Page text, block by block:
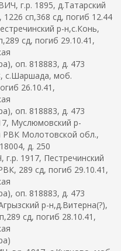
г.р. 1895, д.Татарский
сп,368 сд, погиб 12.44
р-н,с.Конь,
сд, погиб 29.10.41,
оп. 818883, д. 473
с.Шаршада, моб.
26.10.41,
оп. 818883, д. 473
Муслюмовский р-
РВК Молотовской обл.,
д. 250
1917, Пестречинский
289 сд, погиб 29.10.41,
оп. 818883, д. 473
р-н,д.Витерна(?),
сд, погиб 28.10.41,